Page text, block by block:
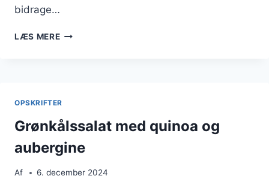
bidrage…
LÆS MEREGRØNKÅLSSALAT
OPSKRIFTER
Grønkålssalat med quinoa og
aubergine
Af 6. december 2024